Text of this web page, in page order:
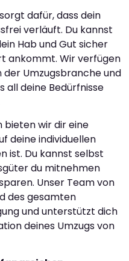
dafür, dass dein
verläuft. Du kannst
Hab und Gut sicher
ankommt. Wir verfügen
Umzugsbranche und
all deine Bedürfnisse
bieten wir dir eine
deine individuellen
ist. Du kannst selbst
du mitnehmen
Unser Team von
des gesamten
und unterstützt dich
deines Umzugs von